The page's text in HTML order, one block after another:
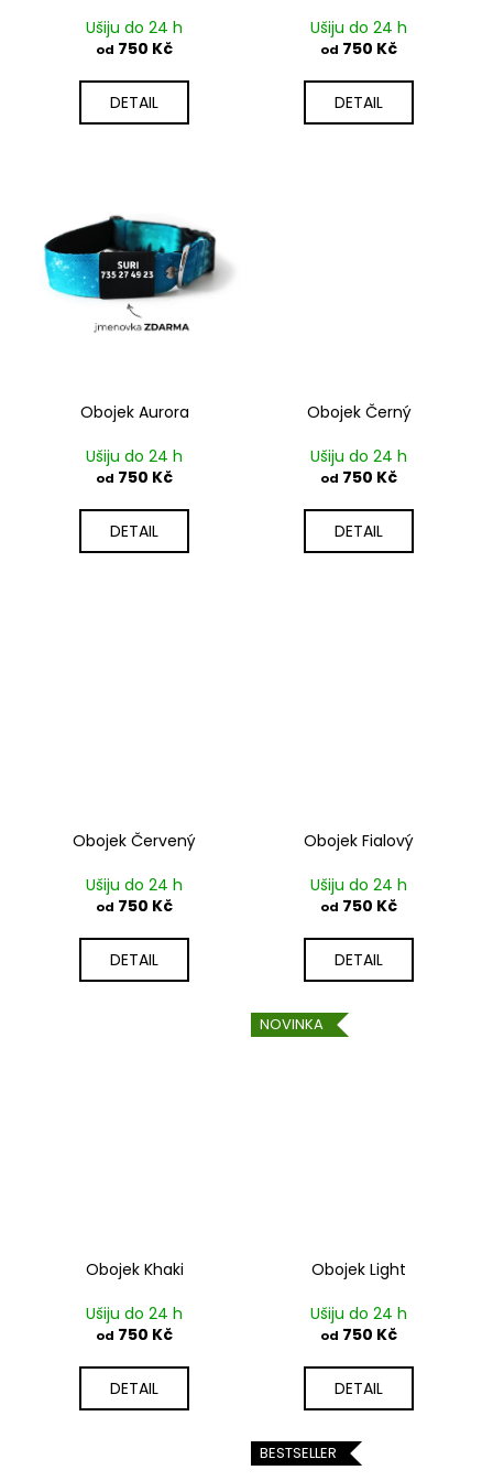
Ušiju do 24 h
od 750 Kč
DETAIL
Ušiju do 24 h
od 750 Kč
DETAIL
Obojek Aurora
Ušiju do 24 h
od 750 Kč
DETAIL
Obojek Černý
Ušiju do 24 h
od 750 Kč
DETAIL
Obojek Červený
Ušiju do 24 h
od 750 Kč
DETAIL
Obojek Fialový
Ušiju do 24 h
od 750 Kč
DETAIL
Obojek Khaki
Ušiju do 24 h
od 750 Kč
DETAIL
NOVINKA
Obojek Light
Ušiju do 24 h
od 750 Kč
DETAIL
BESTSELLER